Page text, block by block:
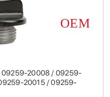
09259-20008 / 09259-
20015 / 09259-